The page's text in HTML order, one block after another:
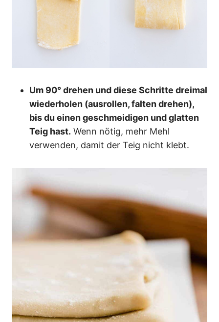
Um 90° drehen und diese Schritte dreimal
wiederholen (ausrollen, falten drehen),
bis du einen geschmeidigen und glatten
Teig hast. Wenn nötig, mehr Mehl
verwenden, damit der Teig nicht klebt.